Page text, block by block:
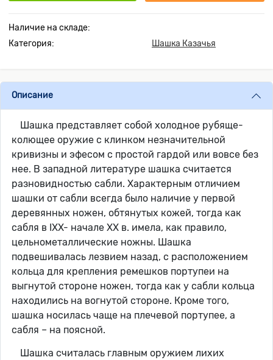
Наличие на складе:
Категория:
Шашка Казачья
Описание
Шашка представляет собой холодное рубяще-
колющее оружие с клинком незначительной
кривизны и эфесом с простой гардой или вовсе без
нее. В западной литературе шашка считается
разновидностью сабли. Характерным отличием
шашки от сабли всегда было наличие у первой
деревянных ножен, обтянутых кожей, тогда как
сабля в IXX- начале XX в. имела, как правило,
цельнометаллические ножны. Шашка
подвешивалась лезвием назад, с расположением
кольца для крепления ремешков портупеи на
выгнутой стороне ножен, тогда как у сабли кольца
находились на вогнутой стороне. Кроме того,
шашка носилась чаще на плечевой портупее, а
сабля – на поясной.
Шашка считалась главным оружием лихих